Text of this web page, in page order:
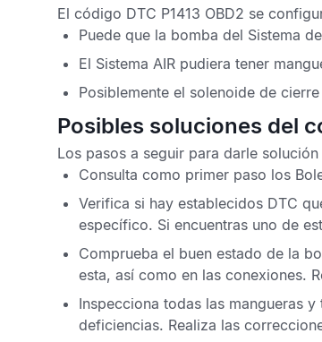
El código DTC P1413 OBD2 se
Puede que la bomba del Sistema
El Sistema AIR pudiera tener
Posiblemente el solenoide de
Posibles soluciones del
Los pasos a seguir para darle solución
Consulta como primer paso los
Verifica si hay establecidos DTC
específico. Si encuentras uno de
Comprueba el buen estado de la
esta, así como en las conexiones.
Inspecciona todas las mangueras y
deficiencias. Realiza las